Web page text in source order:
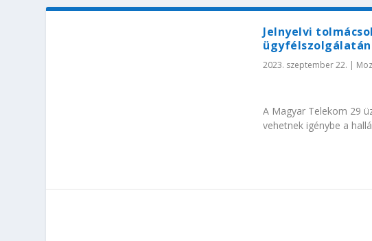
Jelnyelvi
ügyfélszolgálatán
2023. szeptember 22. |
A Magyar Telekom 29
vehetnek igénybe a